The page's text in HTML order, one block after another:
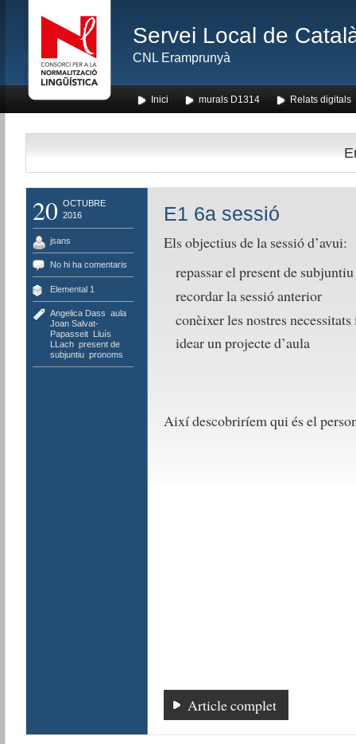
Servei Local de
CNL Eramprunyà
Inici murals D1314 Relats digitals
20 OCTUBRE
2016
jsans
No hi ha comentaris
Elemental 1
Angelica Dass aula,
Joan Salvat-
Papasseit, Lluís
LLach, present de
subjuntiu, pronoms
E1 6a sessió
Els objectius de la sessió d’avui:
repassar el present de
recordar la sessió anterior
conèixer les nostres
idear un projecte d’aula
Així descobriríem qui és el
Article complet